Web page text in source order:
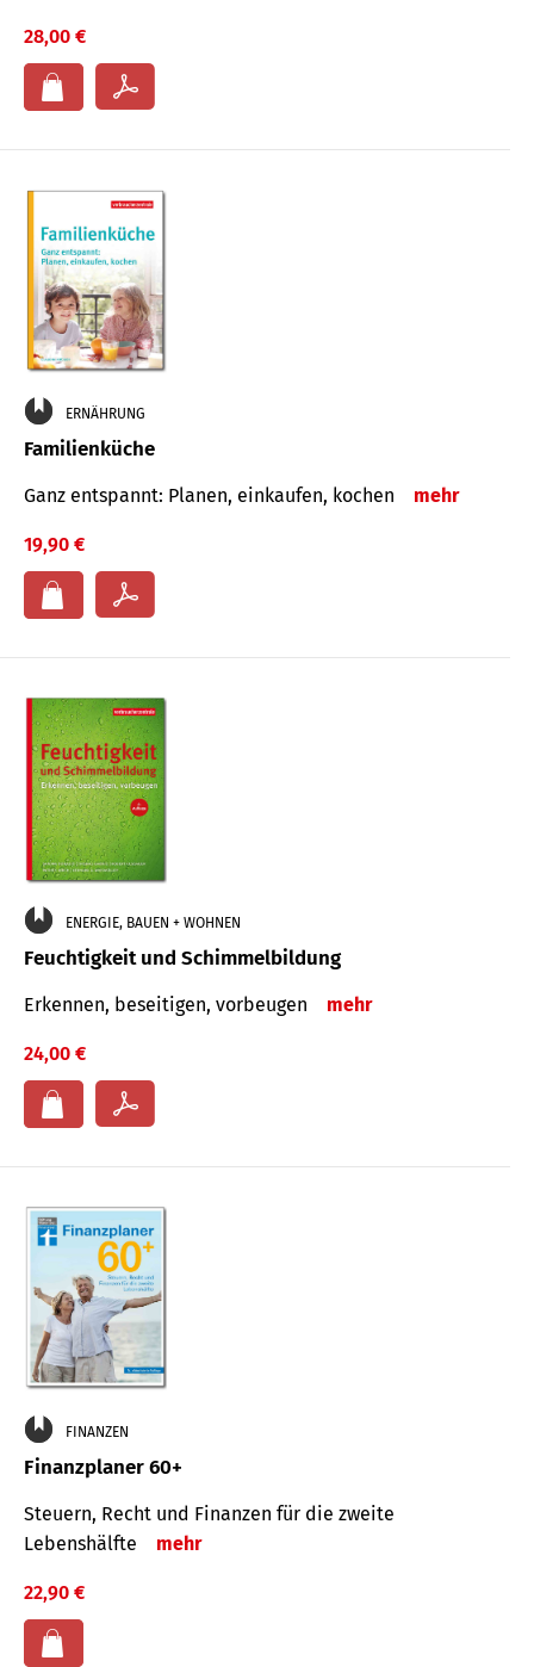
28,00 €
ERNÄHRUNG
Familienküche
Ganz entspannt: Planen, einkaufen, kochen mehr
19,90 €
ENERGIE, BAUEN + WOHNEN
Feuchtigkeit und Schimmelbildung
Erkennen, beseitigen, vorbeugen mehr
24,00 €
FINANZEN
Finanzplaner 60+
Steuern, Recht und Finanzen für die zweite
Lebenshälfte
mehr
22,90 €